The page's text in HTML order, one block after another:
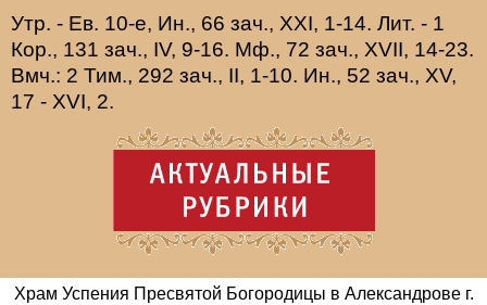
Утр. - Ев. 10-е, Ин., 66 зач., XXI, 1-14. Лит. - 1
Кор., 131 зач., IV, 9-16. Мф., 72 зач., XVII, 14-23.
Вмч.: 2 Тим., 292 зач., II, 1-10. Ин., 52 зач., XV,
17 - XVI, 2.
Храм Успения Пресвятой Богородицы в Александрове г.